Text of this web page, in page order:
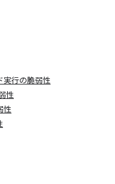
実行の脆弱性
性
性